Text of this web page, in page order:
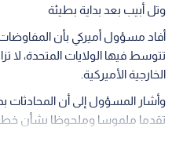
وتل أبيب بعد بداية بطيئة
أفاد مسؤول أميركي بأن المفاوضات
تتوسط فيها الولايات المتحدة، لا
الخارجية الأميركية.
وأشار المسؤول إلى أن المحادثات
تقدما ملموسا وملحوظا بشأن